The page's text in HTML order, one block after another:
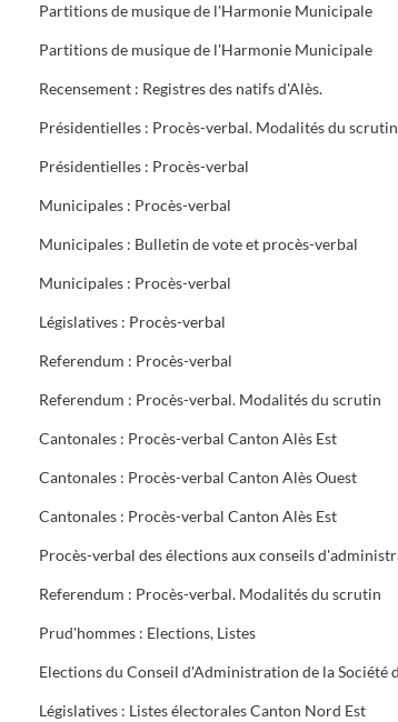
Partitions de musique de l'Harmonie Municipale
Partitions de musique de l'Harmonie Municipale
Recensement : Registres des natifs d'Alès.
Présidentielles : Procès-verbal. Modalités du scrutin
Présidentielles : Procès-verbal
Municipales : Procès-verbal
Municipales : Bulletin de vote et procès-verbal
Municipales : Procès-verbal
Législatives : Procès-verbal
Referendum : Procès-verbal
Referendum : Procès-verbal. Modalités du scrutin
Cantonales : Procès-verbal Canton Alès Est
Cantonales : Procès-verbal Canton Alès Ouest
Cantonales : Procès-verbal Canton Alès Est
Referendum : Procès-verbal. Modalités du scrutin
Prud'hommes : Elections, Listes
Législatives : Listes électorales Canton Nord Est